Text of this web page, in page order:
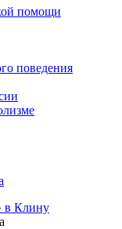
помощи
поведения
в Клину